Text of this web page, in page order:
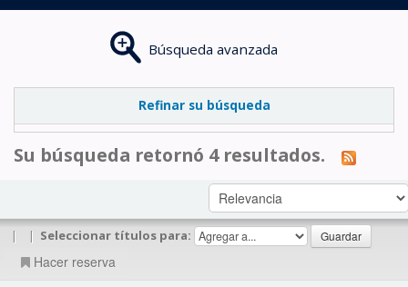
Búsqueda avanzada
Refinar su búsqueda
Su búsqueda retornó 4 resultados.
| | Seleccionar títulos para:
Hacer reserva